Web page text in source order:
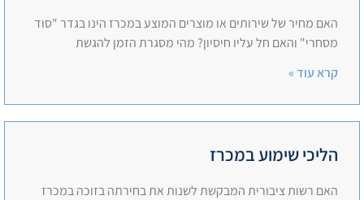
האם מחיר של שירותים או מוצרים המוצע במכרז הינו בגדר "סוד
מסחרי" והאם חל עליו חיסיון? מהי מסגרת הזמן להגשת
קרא עוד »
הליכי שימוע במכרז
האם רשות ציבורית המבקשת לשנות את בחירתה בזוכה במכרז